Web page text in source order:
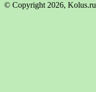
© Copyright 2026, Kolus.ru